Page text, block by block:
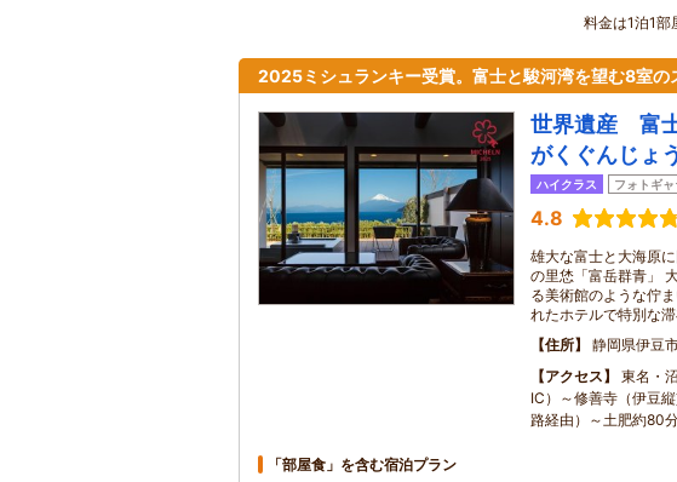
料金は1泊1部
2025ミシュランキー受賞。富士と駿河湾を望む8室の
世界遺産 富
がくぐんじょ
ハイクラス フォトギ
4.8
雄大な富士と大海原
の里恷「富岳群青」
る美術館のような佇
れたホテルで特別な
住所
静岡県伊豆
アクセス
東名・
IC）～修善寺（伊豆
路経由）～土肥約80
「部屋食」を含む宿泊プラン